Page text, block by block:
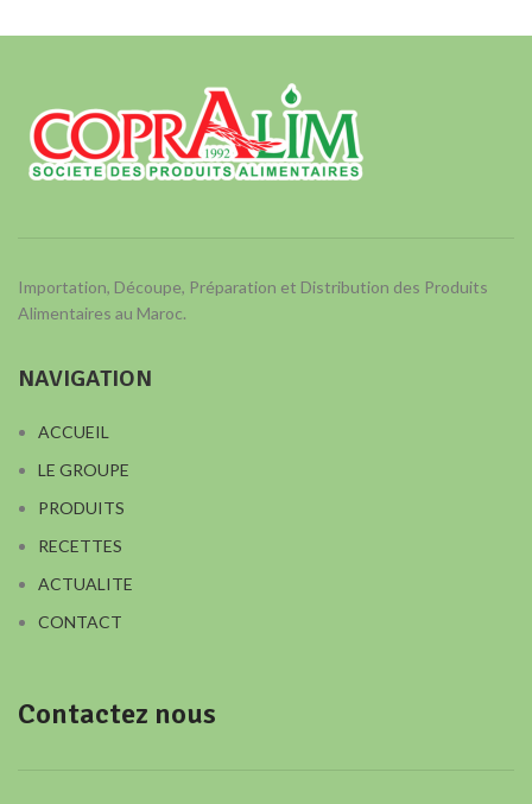
Importation, Découpe, Préparation et Distribution des Produits
Alimentaires au Maroc.
NAVIGATION
ACCUEIL
LE GROUPE
PRODUITS
RECETTES
ACTUALITE
CONTACT
Contactez nous